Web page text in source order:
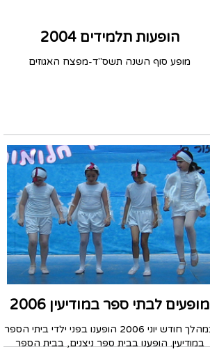
הופעות תלמידים 2004
מופע סוף השנה תשס"ד-מפצח האגוזים
מופעים לבתי ספר במודיעין 2006
במהלך חודש יוני 2006 הופענו בפני ילדי ביתי הספר
במודיעין. הופענו בבית ספר ניצנים, בבית הספר